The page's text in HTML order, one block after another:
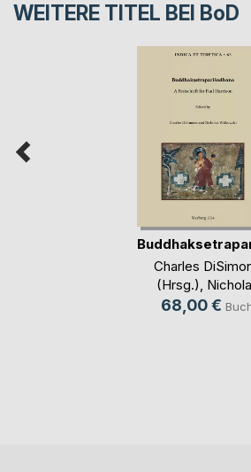
WEITERE TITEL BEI BoD
Charles
(Hrsg.),
Witkowski
68,00 €